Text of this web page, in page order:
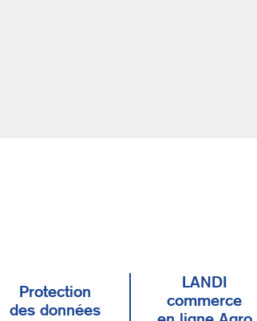
Protection
des données
LANDI
commerce